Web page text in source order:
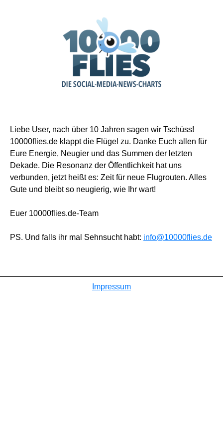
Liebe User, nach über 10 Jahren sagen wir Tschüss!
10000flies.de klappt die Flügel zu. Danke Euch allen für
Eure Energie, Neugier und das Summen der letzten
Dekade. Die Resonanz der Öffentlichkeit hat uns
verbunden, jetzt heißt es: Zeit für neue Flugrouten. Alles
Gute und bleibt so neugierig, wie Ihr wart!
Euer 10000flies.de-Team
PS. Und falls ihr mal Sehnsucht habt: info@10000flies.de
Impressum